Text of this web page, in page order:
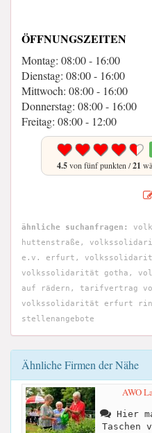
ÖFFNUNGSZEITEN
Montag: 08:00 - 16:00
Dienstag: 08:00 - 16:00
Mittwoch: 08:00 - 16:00
Donnerstag: 08:00 - 16:00
Freitag: 08:00 - 12:00
4.5von fünf punkten /21
ähnliche suchanfragen:
huttenstraße,
e.v. erfurt,
volkssolidarität gotha,
auf rädern, tarifvertrag
volkssolidarität erfurt
stellenangebote
Ähnliche Firmen der Nähe
AWO
Hier
Taschen